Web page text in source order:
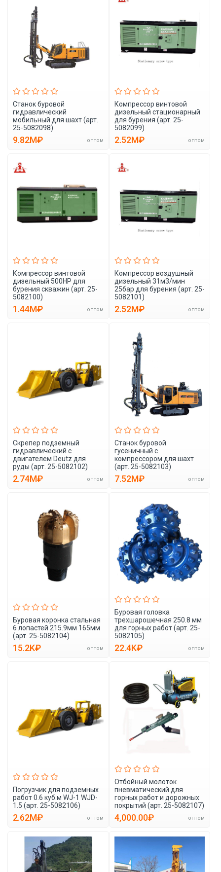
Станок буровой
гидравлический
мобильный для шахт (арт.
25-5082098)
9.82M₽ оптом
Компрессор винтовой
дизельный стационарный
для бурения (арт. 25-
5082099)
2.52M₽ оптом
Компрессор винтовой
дизельный 500HP для
бурения скважин (арт. 25-
5082100)
1.44M₽ оптом
Компрессор воздушный
дизельный 31м3/мин
25бар для бурения (арт. 25-
5082101)
2.52M₽ оптом
Скрепер подземный
гидравлический с
двигателем Deutz для
руды (арт. 25-5082102)
2.74M₽ оптом
Станок буровой
гусеничный с
компрессором для шахт
(арт. 25-5082103)
7.52M₽ оптом
Буровая коронка стальная
6 лопастей 215.9мм 165мм
(арт. 25-5082104)
15.2K₽ оптом
Буровая головка
трехшарошечная 250.8 мм
для горных работ (арт. 25-
5082105)
22.4K₽ оптом
Погрузчик для подземных
работ 0.6 куб.м WJ-1 WJD-
1.5 (арт. 25-5082106)
2.62M₽ оптом
Отбойный молоток
пневматический для
горных работ и дорожных
покрытий (арт. 25-5082107)
4,000.00₽ оптом